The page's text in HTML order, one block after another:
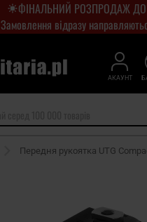
ФІНАЛЬНИЙ РОЗПРОДАЖ
Замовлення відразу
АКАУНТ
Передня рукоятка UTG